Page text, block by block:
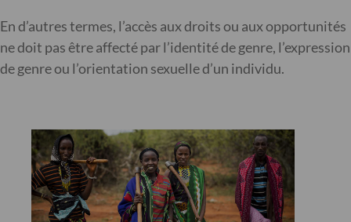
En d’autres termes, l’accès aux droits ou aux opportunités
ne doit pas être affecté par l’identité de genre, l’expression
de genre ou l’orientation sexuelle d’un individu.